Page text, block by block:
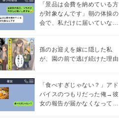
「景品は会費を納めている方
が対象なんです」朝の体操の
会で、私だけに届いていなか
孫のお迎えを嫁に隠した私
が、園の前で逃げ続けた理由
「食べすぎじゃない？」アド
バイスのつもりだった俺→彼
女の報告が届かなくなって、